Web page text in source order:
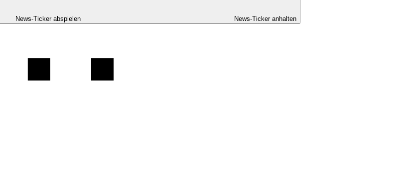
News-Ticker abspielen News-Ticker anhalten